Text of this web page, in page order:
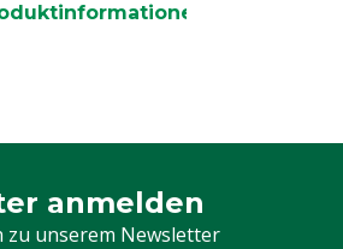
anmelden
zu unserem Newsletter
für unseren Newsletter